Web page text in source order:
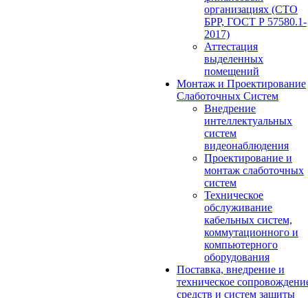
организациях (СТО
БРР, ГОСТ Р 57580.1-
2017)
Аттестация
выделенных
помещений
Монтаж и Проектирование
Слаботочных Систем
Внедрение
интеллектуальных
систем
видеонаблюдения
Проектирование и
монтаж слаботочных
систем
Техническое
обслуживание
кабельных систем,
коммутационного и
компьютерного
оборудования
Поставка, внедрение и
техническое
средств и систем защиты